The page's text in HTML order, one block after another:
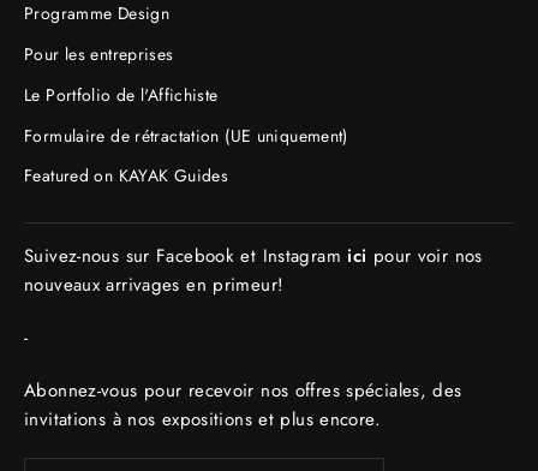
Programme Design
Pour les entreprises
Le Portfolio de l'Affichiste
Formulaire de rétractation (UE uniquement)
Featured on KAYAK Guides
Suivez-nous sur Facebook et Instagram ici pour voir nos
nouveaux arrivages en primeur!
-
Abonnez-vous pour recevoir nos offres spéciales, des
invitations à nos expositions et plus encore.